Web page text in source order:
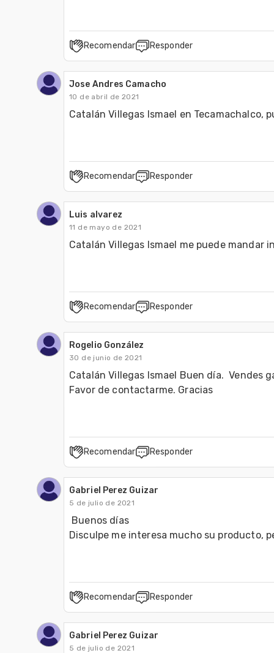
Recomendar Responder
Jose Andres Camacho
10 de abril de 2021
Catalán Villegas Ismael en Tecamachalco,
Recomendar Responder
Luis alvarez
11 de mayo de 2021
Catalán Villegas Ismael me puede
Recomendar Responder
Rogelio González
30 de junio de 2021
Catalán Villegas Ismael Buen día.  Vendes
Favor de contactarme. Gracias
Recomendar Responder
Gabriel Perez Guizar
5 de julio de 2021
Disculpe me interesa mucho su producto,
Recomendar Responder
Gabriel Perez Guizar
5 de julio de 2021